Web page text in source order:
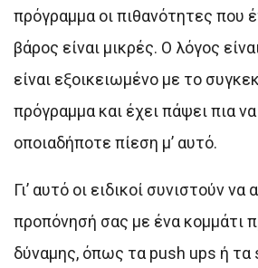
πρόγραμμα οι πιθανότητες που
βάρος είναι μικρές. Ο λόγος
είναι εξοικειωμένο με το
πρόγραμμα και έχει πάψει πια
οποιαδήποτε πίεση μ’ αυτό.
Γι’ αυτό οι ειδικοί συνιστούν
προπόνησή σας με ένα κομμάτι
δύναμης, όπως τα push ups ή τα